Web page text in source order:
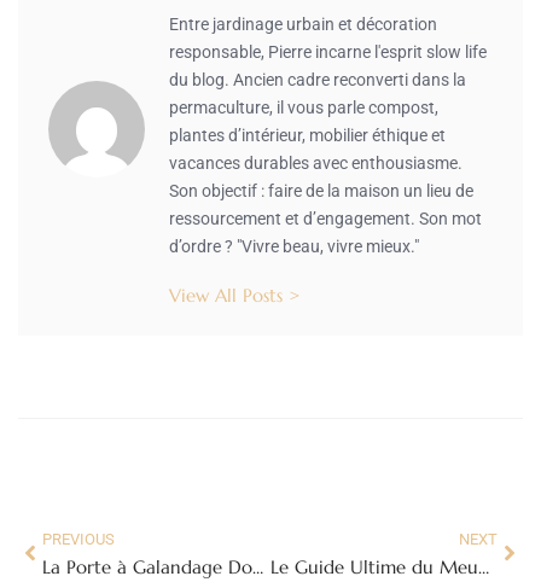
Entre jardinage urbain et décoration
responsable, Pierre incarne l'esprit slow life
du blog. Ancien cadre reconverti dans la
permaculture, il vous parle compost,
plantes d’intérieur, mobilier éthique et
vacances durables avec enthousiasme.
Son objectif : faire de la maison un lieu de
ressourcement et d’engagement. Son mot
d’ordre ? "Vivre beau, vivre mieux."
View All Posts >
PREVIOUS
La Porte à Galandage Double : Maximiser l’Espace et l’Esthétique
NEXT
Le Guide Ultime du Meuble TV Motorisé : Confort, Design et Technologie Réunis